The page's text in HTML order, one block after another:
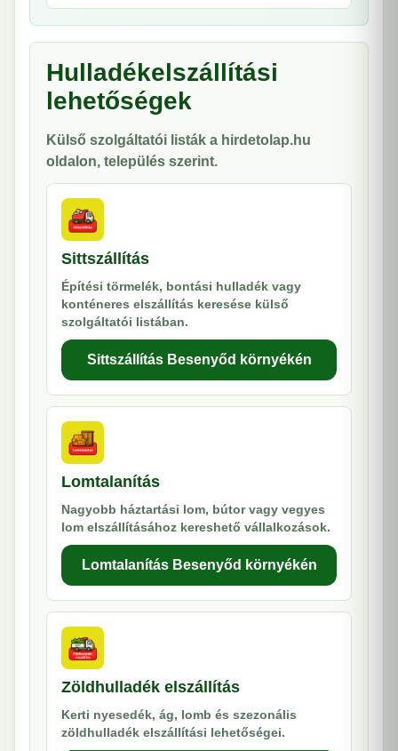
Hulladékelszállítási
lehetőségek
Külső szolgáltatói listák a hirdetolap.hu
oldalon, település szerint.
Sittszállítás
Építési törmelék, bontási hulladék vagy
konténeres elszállítás keresése külső
szolgáltatói listában.
Sittszállítás Besenyőd környékén
Lomtalanítás
Nagyobb háztartási lom, bútor vagy vegyes
lom elszállításához kereshető vállalkozások.
Lomtalanítás Besenyőd környékén
Zöldhulladék elszállítás
Kerti nyesedék, ág, lomb és szezonális
zöldhulladék elszállítási lehetőségei.